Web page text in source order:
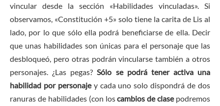
vincular desde la sección «Habilidades vinculadas». Si
observamos, «Constitución +5» solo tiene la carita de Lis al
lado, por lo que sólo ella podrá beneficiarse de ella. Decir
que unas habilidades son únicas para el personaje que las
desbloqueó, pero otras podrán vincularse también a otros
personajes. ¿Las pegas? Sólo se podrá tener activa una
habilidad por personajey cada uno solo dispondrá de dos
ranuras de habilidades (con loscambios de clasepodremos